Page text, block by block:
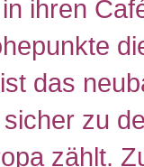
ihren
das
zu
zählt.